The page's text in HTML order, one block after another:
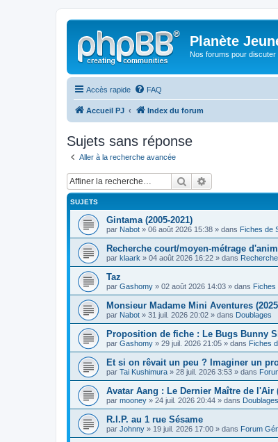
Planète
Nos forums pour
Accès rapide FAQ
Accueil PJ Index du forum
Sujets sans réponse
Aller à la recherche avancée
Rechercher
SUJETS
Gintama (2005-2021)
par Nabot » 06 août 2026 15:38 » dans Fiches de
Recherche court/moyen-métrage
par klaark » 04 août 2026 16:22 » dans
Taz
par Gashomy » 02 août 2026 14:03 » dans Fiches
Monsieur Madame Mini Aventures
par Nabot » 31 juil. 2026 20:02 » dans Doublages
Proposition de fiche : Le Bugs Bunny
par Gashomy » 29 juil. 2026 21:05 » dans Fiches
Et si on rêvait un peu ? Imaginer un
par Tai Kushimura » 28 juil. 2026 3:53 » dans
Avatar Aang : Le Dernier Maître de l'Air
par mooney » 24 juil. 2026 20:44 » dans Doublages
R.I.P. au 1 rue Sésame
par Johnny » 19 juil. 2026 17:00 » dans Forum